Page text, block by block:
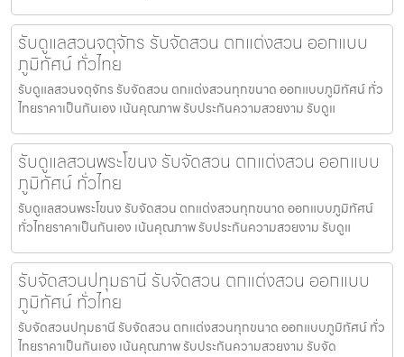
รับดูแลสวนจตุจักร รับจัดสวน ตกแต่งสวน ออกแบบ
ภูมิทัศน์ ทั่วไทย
รับดูแลสวนจตุจักร รับจัดสวน ตกแต่งสวนทุกขนาด ออกแบบภูมิทัศน์ ทั่ว
ไทยราคาเป็นกันเอง เน้นคุณภาพ รับประกันความสวยงาม รับดูแ
รับดูแลสวนพระโขนง รับจัดสวน ตกแต่งสวน ออกแบบ
ภูมิทัศน์ ทั่วไทย
รับดูแลสวนพระโขนง รับจัดสวน ตกแต่งสวนทุกขนาด ออกแบบภูมิทัศน์
ทั่วไทยราคาเป็นกันเอง เน้นคุณภาพ รับประกันความสวยงาม รับดูแ
รับจัดสวนปทุมธานี รับจัดสวน ตกแต่งสวน ออกแบบ
ภูมิทัศน์ ทั่วไทย
รับจัดสวนปทุมธานี รับจัดสวน ตกแต่งสวนทุกขนาด ออกแบบภูมิทัศน์ ทั่ว
ไทยราคาเป็นกันเอง เน้นคุณภาพ รับประกันความสวยงาม รับจัด